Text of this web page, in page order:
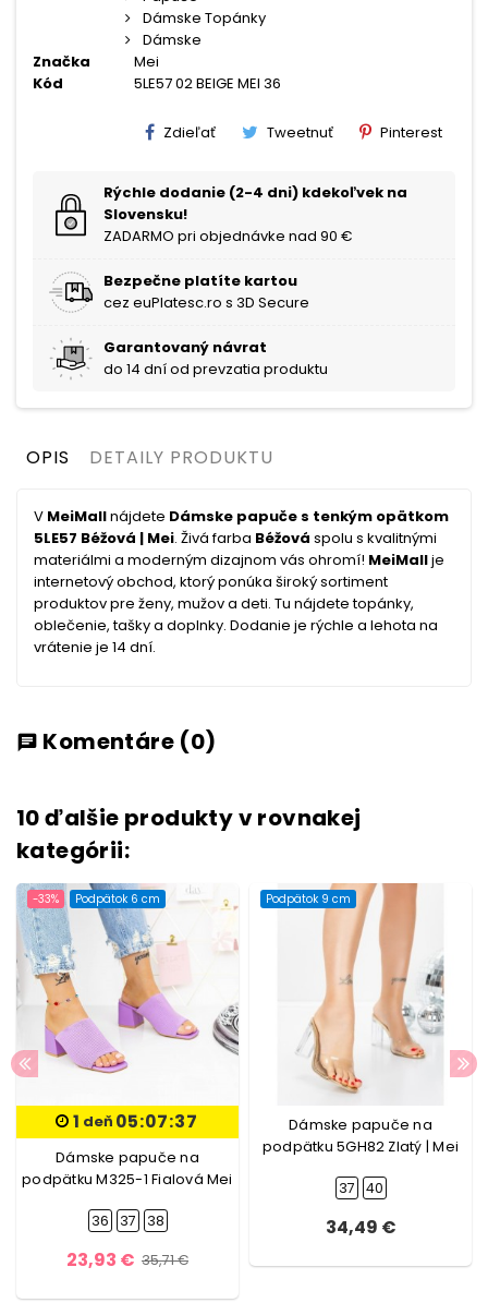
Dámske Topánky
Dámske
Značka
Mei
Kód
5LE57 02 BEIGE MEI 36
Zdieľať Tweetnuť Pinterest
Rýchle dodanie (2-4 dni) kdekoľvek na
Slovensku!
ZADARMO pri objednávke nad 90 €
Bezpečne platíte kartou
cez euPlatesc.ro s 3D Secure
Garantovaný návrat
do 14 dní od prevzatia produktu
OPIS DETAILY PRODUKTU
V MeiMallnájdete Dámske papuče s tenkým opätkom
5LE57 Béžová | Mei. Živá farba Béžová spolu s kvalitnými
materiálmi a moderným dizajnom vás ohromí! MeiMallje
internetový obchod, ktorý ponúka široký sortiment
produktov pre ženy, mužov a deti. Tu nájdete topánky,
oblečenie, tašky a doplnky. Dodanie je rýchle a lehota na
vrátenie je 14 dní.
chat Komentáre (0)
10 ďalšie produkty v rovnakej
kategórii:
-33% Podpätok 6 cm
1 deň 05:07:37
Dámske papuče na
podpätku M325-1 Fialová Mei
36 37 38
23,93 € 35,71 €
Podpätok 9 cm
Dámske papuče na
podpätku 5GH82 Zlatý | Mei
37 40
34,49 €